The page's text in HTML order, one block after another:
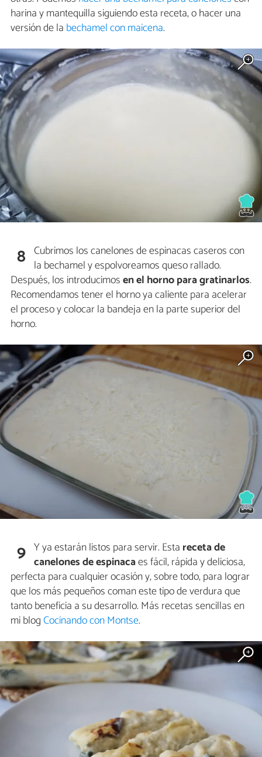
harina y mantequilla siguiendo esta receta, o hacer una
versión de la bechamel con maicena.
8 Cubrimos los canelones de espinacas caseros con
la bechamel y espolvoreamos queso rallado.
Después, los introducimosen el horno para gratinarlos.
Recomendamos tener el horno ya caliente para acelerar
el proceso y colocar la bandeja en la parte superior del
horno.
9 Y ya estarán listos para servir. Esta receta de
canelones de espinacaes fácil, rápida y deliciosa,
perfecta para cualquier ocasión y, sobre todo, para lograr
que los más pequeños coman este tipo de verdura que
tanto beneficia a su desarrollo. Más recetas sencillas en
mi blogCocinando con Montse.